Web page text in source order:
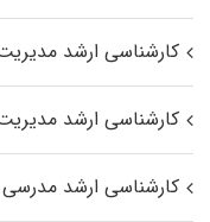
کارشناسی ارشد
کارشناسی ارشد
کارشناسی ارشد